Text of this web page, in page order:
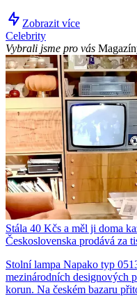
Zobrazit více
Celebrity
Vybrali jsme pro vás
Stála 40 Kčs a měl ji doma
Československa prodává za
Stolní lampa Napako typ
mezinárodních designových
korun. Na českém bazaru